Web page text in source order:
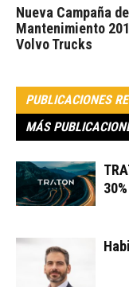
Nueva Campaña de
Mantenimiento
Volvo Trucks
PUBLICACIONES
MÁS
30%